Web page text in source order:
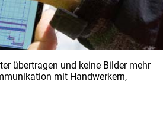
übertragen und keine Bilder mehr
mit Handwerkern,